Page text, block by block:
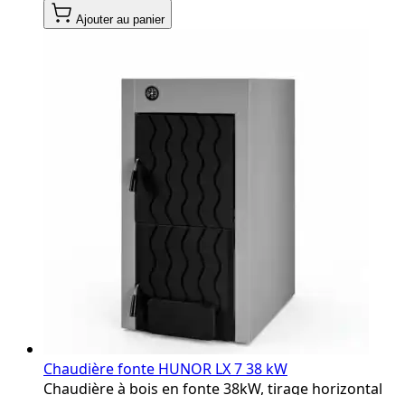
Ajouter au panier
Chaudière fonte HUNOR LX 7 38 kW
Chaudière à bois en fonte 38kW, tirage horizontal